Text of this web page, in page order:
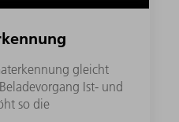
gleicht
Ist- und
so die